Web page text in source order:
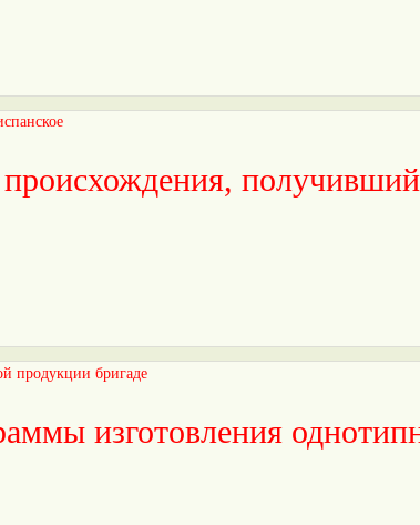
изготовления